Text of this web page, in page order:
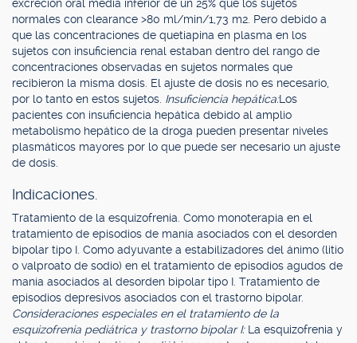
excreción oral media inferior de un 25% que los sujetos
normales con clearance >80 ml/min/1,73 m2. Pero debido a
que las concentraciones de quetiapina en plasma en los
sujetos con insuficiencia renal estaban dentro del rango de
concentraciones observadas en sujetos normales que
recibieron la misma dosis. El ajuste de dosis no es necesario,
por lo tanto en estos sujetos. Insuficiencia hepática:Los
pacientes con insuficiencia hepática debido al amplio
metabolismo hepático de la droga pueden presentar niveles
plasmáticos mayores por lo que puede ser necesario un ajuste
de dosis.
Indicaciones.
Tratamiento de la esquizofrenia. Como monoterapia en el
tratamiento de episodios de manía asociados con el desorden
bipolar tipo I. Como adyuvante a estabilizadores del ánimo (litio
o valproato de sodio) en el tratamiento de episodios agudos de
manía asociados al desorden bipolar tipo I. Tratamiento de
episodios depresivos asociados con el trastorno bipolar.
Consideraciones especiales en el tratamiento de la
esquizofrenia pediátrica y trastorno bipolar I: La esquizofrenia y